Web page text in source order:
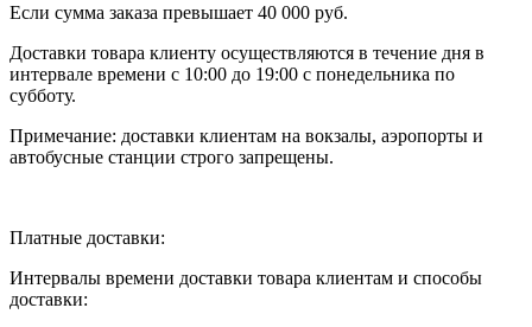
Если сумма заказа превышает 40 000 руб.
Доставки товара клиенту осуществляются в течение дня в
интервале времени с 10:00 до 19:00 с понедельника по
субботу.
Примечание: доставки клиентам на вокзалы, аэропорты и
автобусные станции строго запрещены.
Платные доставки:
Интервалы времени доставки товара клиентам и способы
доставки: